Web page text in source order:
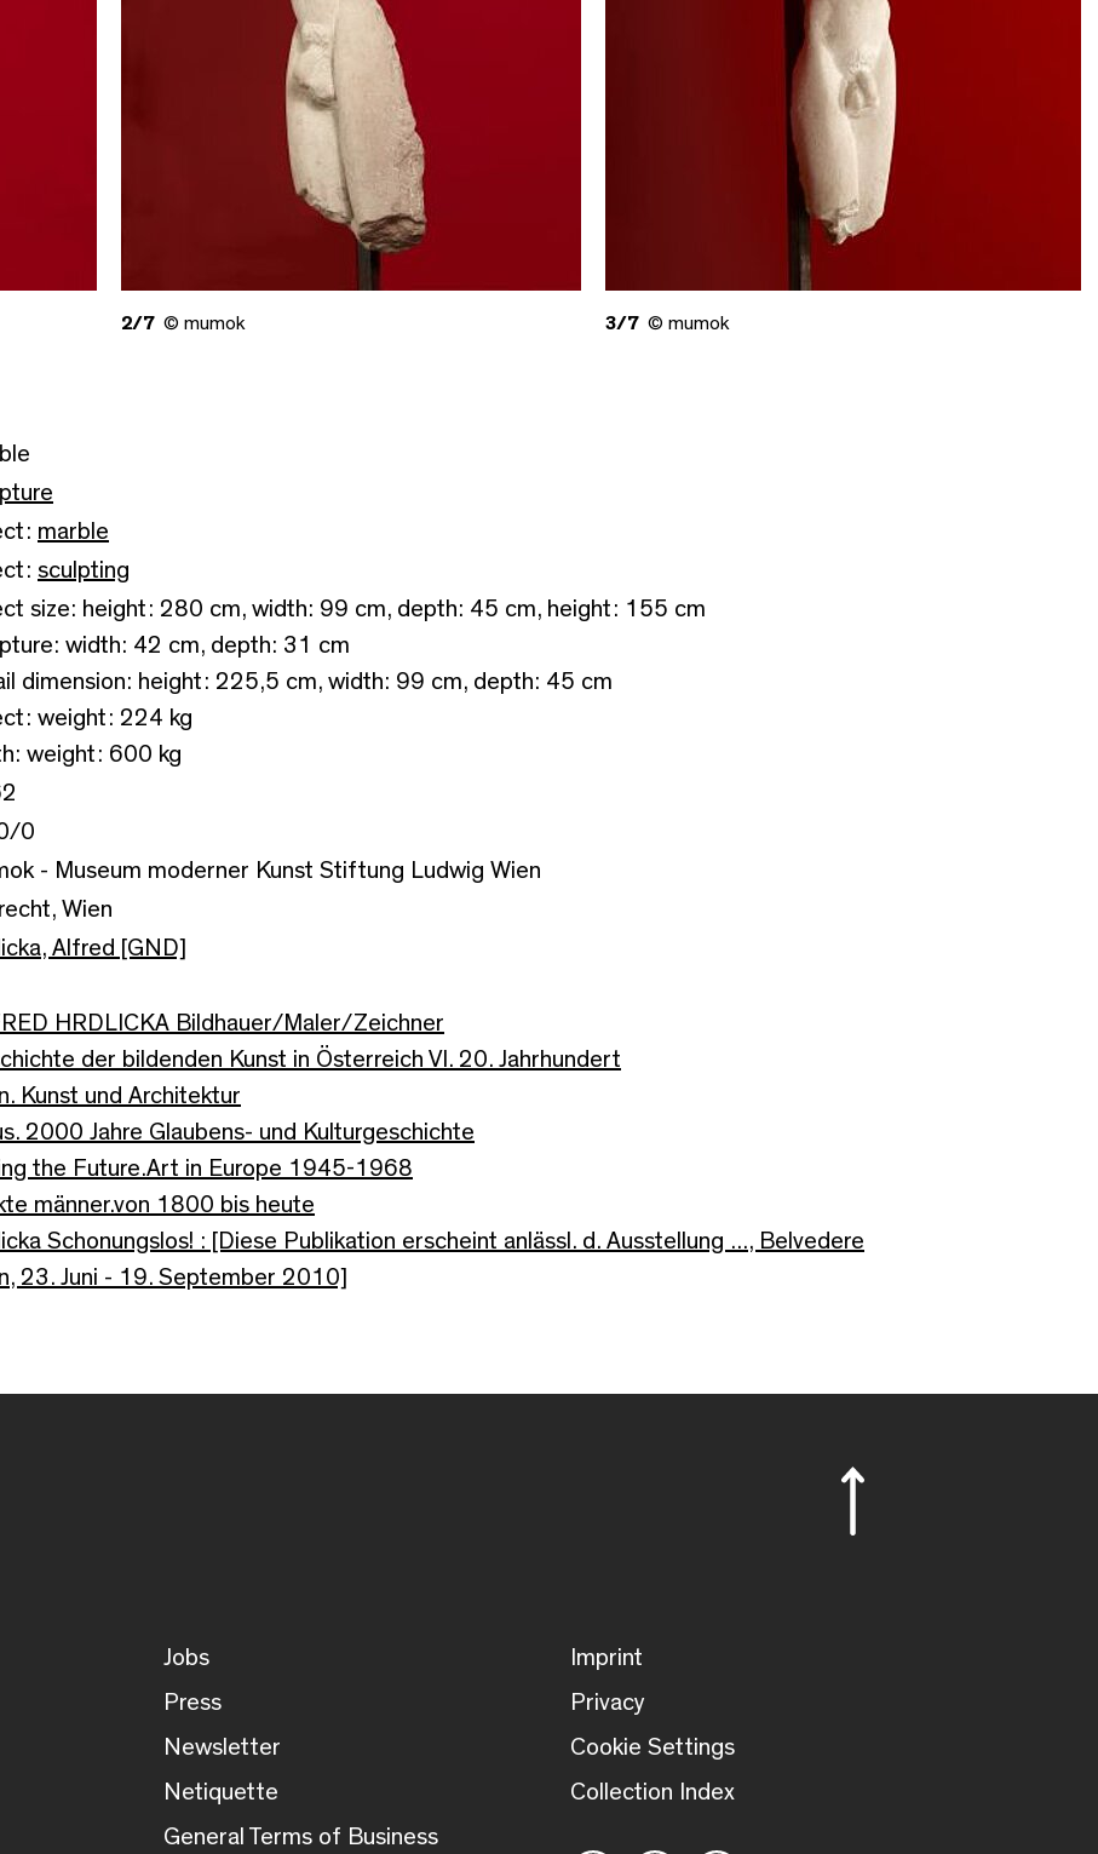
2/7 © mumok 3/7 © mumok
marble
sculpting
size: height: 280 cm, width: 99 cm, depth: 45 cm, height: 155 cm
width: 42 cm, depth: 31 cm
dimension: height: 225,5 cm, width: 99 cm, depth: 45 cm
weight: 224 kg
weight: 600 kg
0
- Museum moderner Kunst Stiftung Ludwig Wien
Wien
Alfred [GND]
HRDLICKA Bildhauer/Maler/Zeichner
der bildenden Kunst in Österreich VI. 20. Jahrhundert
Kunst und Architektur
2000 Jahre Glaubens- und Kulturgeschichte
the Future.Art in Europe 1945-1968
männer.von 1800 bis heute
Schonungslos! : [Diese Publikation erscheint anlässl. d. Ausstellung ..., Belvedere
23. Juni - 19. September 2010]
Jobs
Press
Newsletter
Netiquette
General Terms of Business
Imprint
Privacy
Cookie Settings
Collection Index